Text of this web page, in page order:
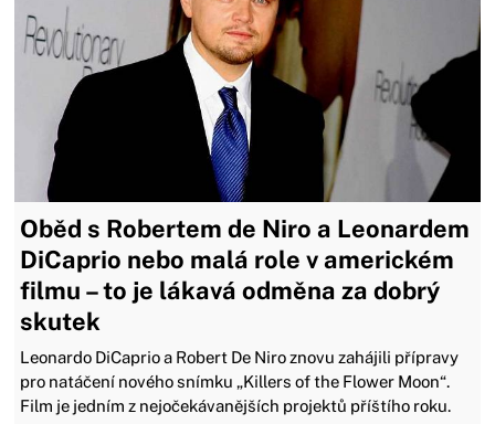
Oběd s Robertem de Niro a Leonardem
DiCaprio nebo malá role v americkém
filmu – to je lákavá odměna za dobrý
skutek
Leonardo DiCaprio a Robert De Niro znovu zahájili přípravy
pro natáčení nového snímku „Killers of the Flower Moon“.
Film je jedním z nejočekávanějších projektů příštího roku.